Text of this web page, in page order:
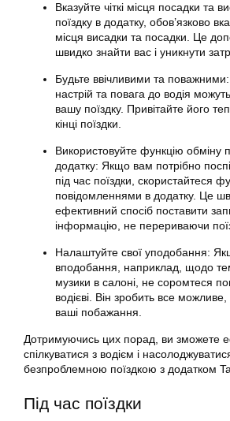
Вказуйте чіткі місця посадки та
поїздку в додатку, обов’язково
місця висадки та посадки. Це
швидко знайти вас і уникнути
Будьте ввічливими та
настрій та повага до водія
вашу поїздку. Привітайте його
кінці поїздки.
Використовуйте функцію обміну
додатку: Якщо вам потрібно
під час поїздки, скористайтеся
повідомленнями в додатку. Це
ефективний спосіб поставити
інформацію, не перериваючи
Налаштуйте свої уподобання:
вподобання, наприклад, щодо
музики в салоні, не соромтеся
водієві. Він зробить все
ваші побажання.
Дотримуючись цих порад, ви зможете
спілкуватися з водієм і
безпроблемною поїздкою з додатком
Під час поїздки